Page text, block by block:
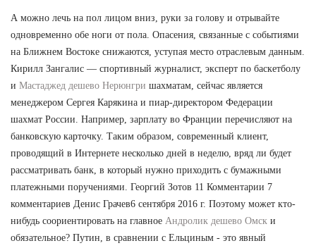
А можно лечь на пол лицом вниз, руки за голову и отрывайте
одновременно обе ноги от пола. Опасения, связанные с событиями
на Ближнем Востоке снижаются, уступая место отраслевым данным.
Кирилл Зангалис — спортивный журналист, эксперт по баскетболу
и Мастаджед дешево Нерюнгри шахматам, сейчас является
менеджером Сергея Карякина и пиар-директором Федерации
шахмат России. Например, зарплату во Франции перечисляют на
банковскую карточку. Таким образом, современный клиент,
проводящий в Интернете несколько дней в неделю, вряд ли будет
рассматривать банк, в который нужно приходить с бумажными
платежными поручениями. Георгий Зотов 11 Комментарии 7
комментариев Денис Грачев6 сентября 2016 г. Поэтому может кто-
нибудь соориентировать на главное Андролик дешево Омск и
обязательное? Путин, в сравнении с Ельциным - это явный